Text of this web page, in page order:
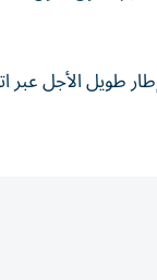
طويل الأجل عبر